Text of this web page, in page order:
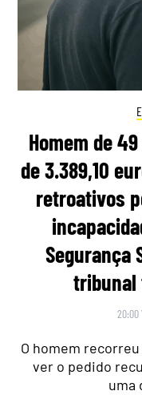
Homem de
de 3.389,10
retroativos
Segurança
tribunal
20:00
O homem
ver o pedido
uma